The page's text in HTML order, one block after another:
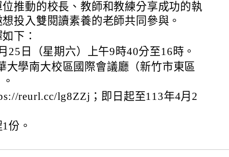
推動的校長、教師和教練分享成功的執
投入雙閱讀素養的老師共同參與。
下：
25日（星期六）上午9時40分至16時。
大學南大校區國際會議廳（新竹市東區
reurl.cc/lg8ZZj；即日起至113年4月2
份。